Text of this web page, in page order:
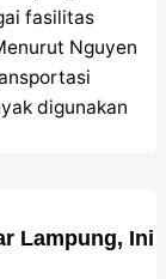
fasilitas
Nguyen
digunakan
Lampung, Ini